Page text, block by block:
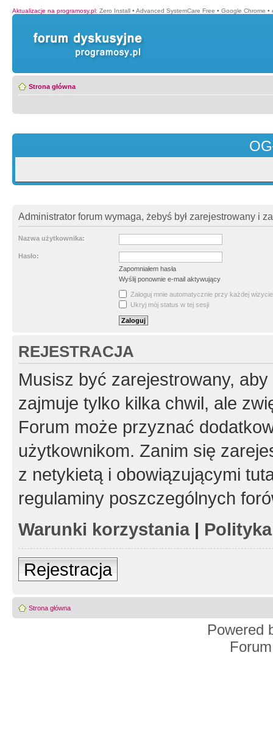
Aktualizacje na programosy.pl: Zero Install • Advanced SystemCare Free • Google Chrome •
Strona główna
Administrator forum wymaga, żebyś był zarejestrowany i
Nazwa użytkownika:
Hasło:
Zapomniałem hasła
Wyślij ponownie e-mail aktywujący
Zaloguj mnie automatycznie przy każdej wizycie
Ukryj mój status w tej sesji
REJESTRACJA
Musisz być zarejestrowany,
zajmuje tylko kilka chwil, ale
Forum może przyznać
użytkownikom. Zanim się
z netykietą i obowiązującymi
regulaminy poszczególnych
Warunki korzystania|
Rejestracja
Strona główna
Powered